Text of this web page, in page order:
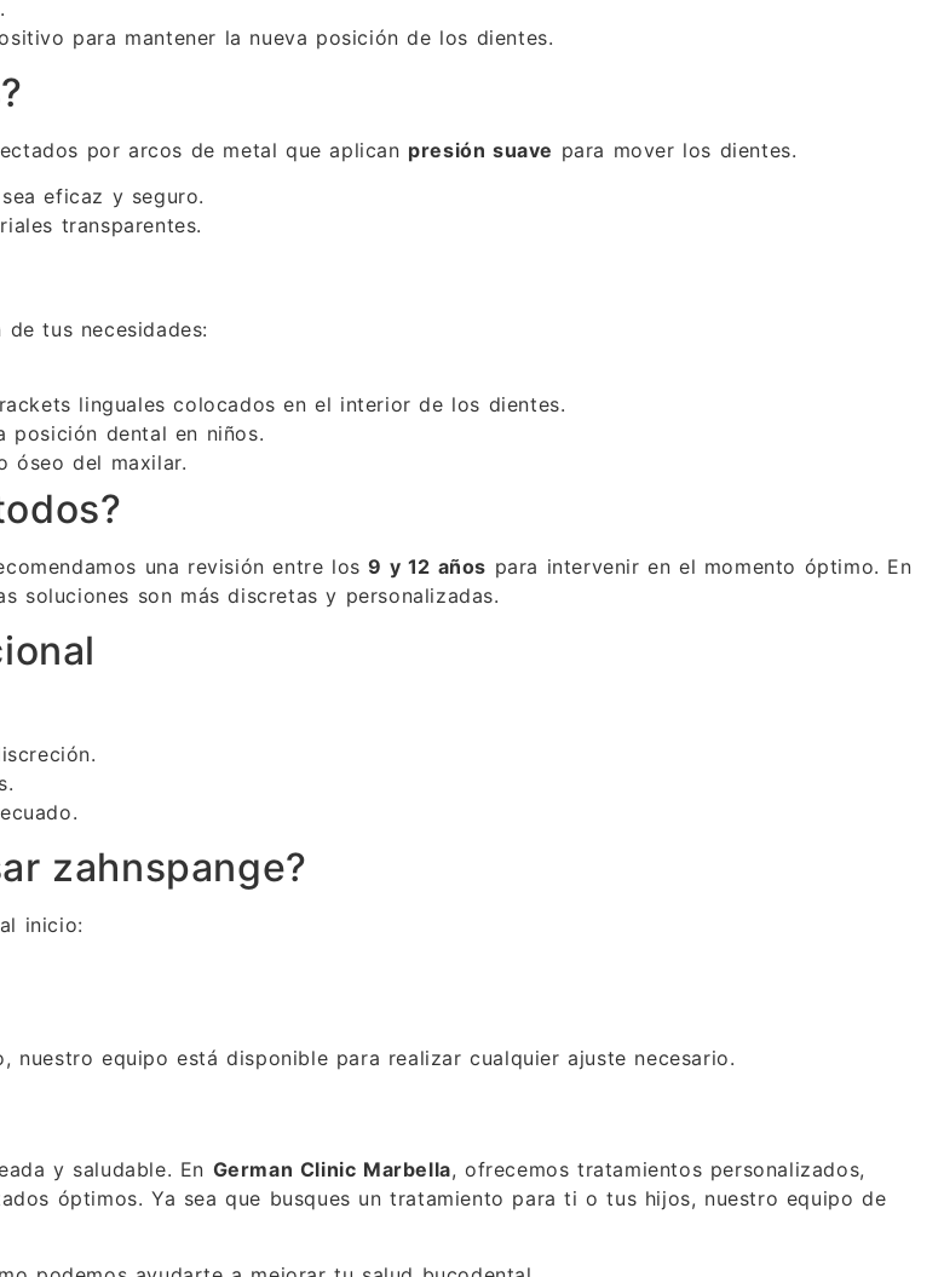
para mantener la nueva posición de los dientes.
por arcos de metal que aplican presión suave para mover los dientes.
eficaz y seguro.
transparentes.
tus necesidades:
linguales colocados en el interior de los dientes.
posición dental en niños.
óseo del maxilar.
una revisión entre los9 y 12 años para intervenir en el momento óptimo. En
soluciones son más discretas y personalizadas.
zahnspange?
inicio:
nuestro equipo está disponible para realizar cualquier ajuste necesario.
y saludable. En German Clinic Marbella, ofrecemos tratamientos personalizados,
óptimos. Ya sea que busques un tratamiento para ti o tus hijos, nuestro equipo de